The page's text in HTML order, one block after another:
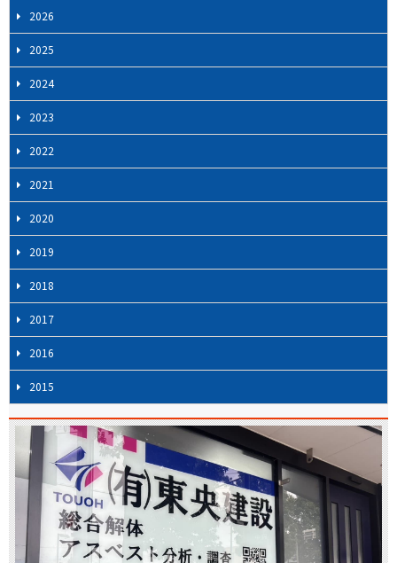
ナ
ビ
ゲ
ー
シ
ョ
ン
2026
2025
2024
2023
2022
2021
2020
2019
2018
2017
2016
2015